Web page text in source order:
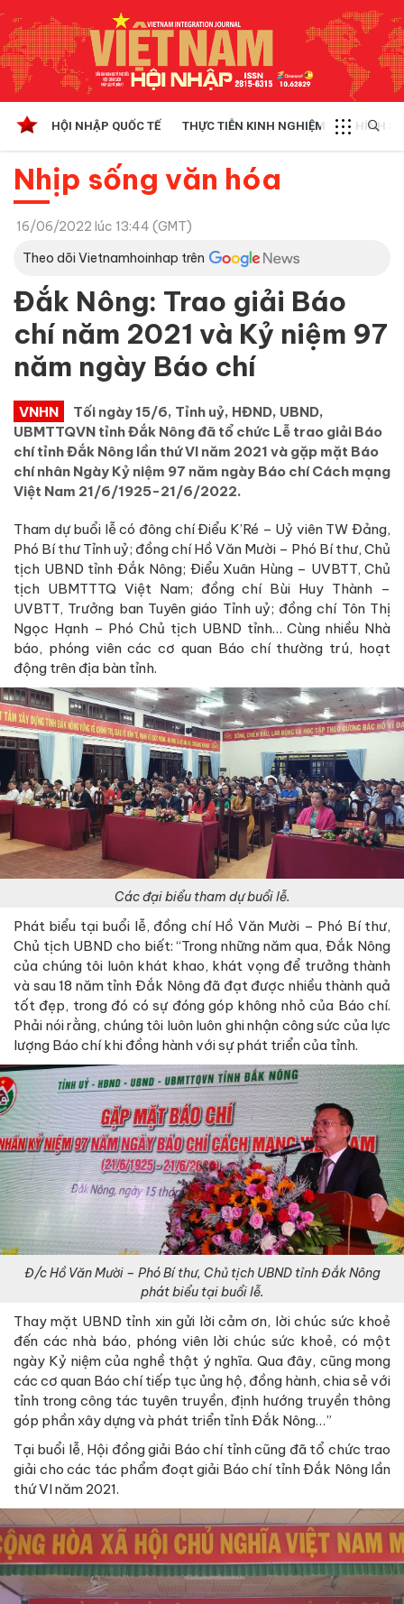
HỘI NHẬP QUỐC TẾ THỰC TIỄN KINH NGHIỆM CHÍNH
Nhịp sống văn hóa
16/06/2022 lúc 13:44 (GMT)
Theo dõi Vietnamhoinhap trên
Đắk Nông: Trao giải Báo
chí năm 2021 và Kỷ niệm 97
năm ngày Báo chí
VNHN
Tối ngày 15/6, Tỉnh uỷ, HĐND, UBND,
UBMTTQVN tỉnh Đắk Nông đã tổ chức Lễ trao giải Báo
chí tỉnh Đắk Nông lần thứ VI năm 2021 và gặp mặt Báo
chí nhân Ngày Kỷ niệm 97 năm ngày Báo chí Cách mạng
Việt Nam 21/6/1925-21/6/2022.
Tham dự buổi lễ có đông chí Điểu K’Ré – Uỷ viên TW Đảng,
Phó Bí thư Tỉnh uỷ; đồng chí Hồ Văn Mười – Phó Bí thư, Chủ
tịch UBND tỉnh Đắk Nông; Điểu Xuân Hùng – UVBTT, Chủ
tịch UBMTTTQ Việt Nam; đồng chí Bùi Huy Thành –
UVBTT, Trưởng ban Tuyên giáo Tỉnh uỷ; đồng chí Tôn Thị
Ngọc Hạnh – Phó Chủ tịch UBND tỉnh… Cùng nhiều Nhà
báo, phóng viên các cơ quan Báo chí thường trú, hoạt
động trên địa bàn tỉnh.
Các đại biểu tham dự buổi lễ.
Phát biểu tại buổi lễ, đồng chí Hồ Văn Mười – Phó Bí thư,
Chủ tịch UBND cho biết: “Trong những năm qua, Đắk Nông
của chúng tôi luôn khát khao, khát vọng để trưởng thành
và sau 18 năm tỉnh Đắk Nông đã đạt được nhiều thành quả
tốt đẹp, trong đó có sự đóng góp không nhỏ của Báo chí.
Phải nói rằng, chúng tôi luôn luôn ghi nhận công sức của lực
lượng Báo chí khi đồng hành với sự phát triển của tỉnh.
Đ/c Hồ Văn Mười – Phó Bí thư, Chủ tịch UBND tỉnh Đắk Nông
phát biểu tại buổi lễ.
Thay mặt UBND tỉnh xin gửi lời cảm ơn, lời chúc sức khoẻ
đến các nhà báo, phóng viên lời chúc sức khoẻ, có một
ngày Kỷ niệm của nghề thật ý nghĩa. Qua đây, cũng mong
các cơ quan Báo chí tiếp tục ủng hộ, đồng hành, chia sẻ với
tỉnh trong công tác tuyên truyền, định hướng truyền thông
góp phần xây dựng và phát triển tỉnh Đắk Nông…”
Tại buổi lễ, Hội đồng giải Báo chí tỉnh cũng đã tổ chức trao
giải cho các tác phẩm đoạt giải Báo chí tỉnh Đắk Nông lần
thứ VI năm 2021.